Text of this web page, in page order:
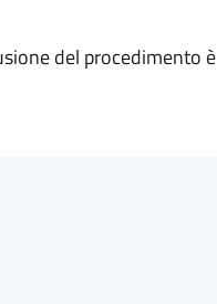
del procedimento è